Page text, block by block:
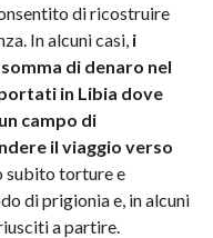
di ricostruire
In alcuni casi, i
di denaro nel
in Libia dove
campo di
il viaggio verso
subito torture e
di prigionia e, in alcuni
a partire.